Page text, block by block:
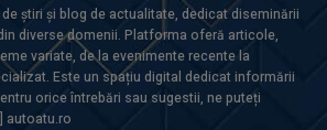
știri și blog de actualitate, dedicat diseminării
diverse domenii. Platforma oferă articole,
variate, de la evenimente recente la
Este un spațiu digital dedicat informării
orice întrebări sau sugestii, ne puteți
autoatu.ro